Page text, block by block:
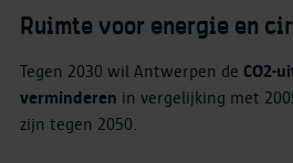
Ruimte voor energie en
Tegen 2030 wil Antwerpen de CO2-
verminderen in vergelijking met
zijn tegen 2050.